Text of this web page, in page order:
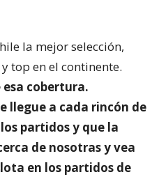
la mejor selección,
top en el continente.
esa cobertura.
llegue a cada rincón de
partidos y que la
de nosotras y vea
en los partidos de